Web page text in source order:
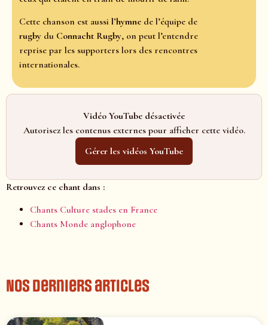
Cette chanson est aussi l’hymne de l’équipe de
rugby du Connacht Rugby, on peut l’entendre
reprise par les supporters lors des rencontres
internationales.
Vidéo YouTube désactivée
Autorisez les contenus externes pour afficher cette vidéo.
Gérer les vidéos YouTube
Retrouvez ce chant dans :
Chants Culture stades en France
Chants Monde anglophone
Nos derniers articles